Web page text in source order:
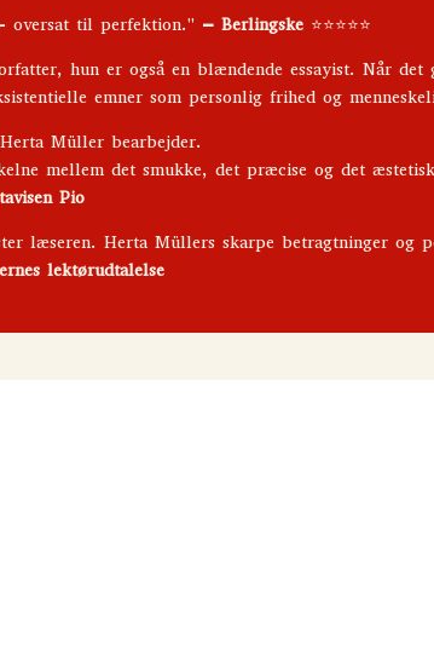
oversat til perfektion." – Berlingske ⭐️⭐️⭐️⭐️⭐️
hun er også en blændende essayist. Når
emner som personlig frihed og
Müller bearbejder.
mellem det smukke, det præcise og det
Pio
læseren. Herta Müllers skarpe betragtninger og
lektørudtalelse